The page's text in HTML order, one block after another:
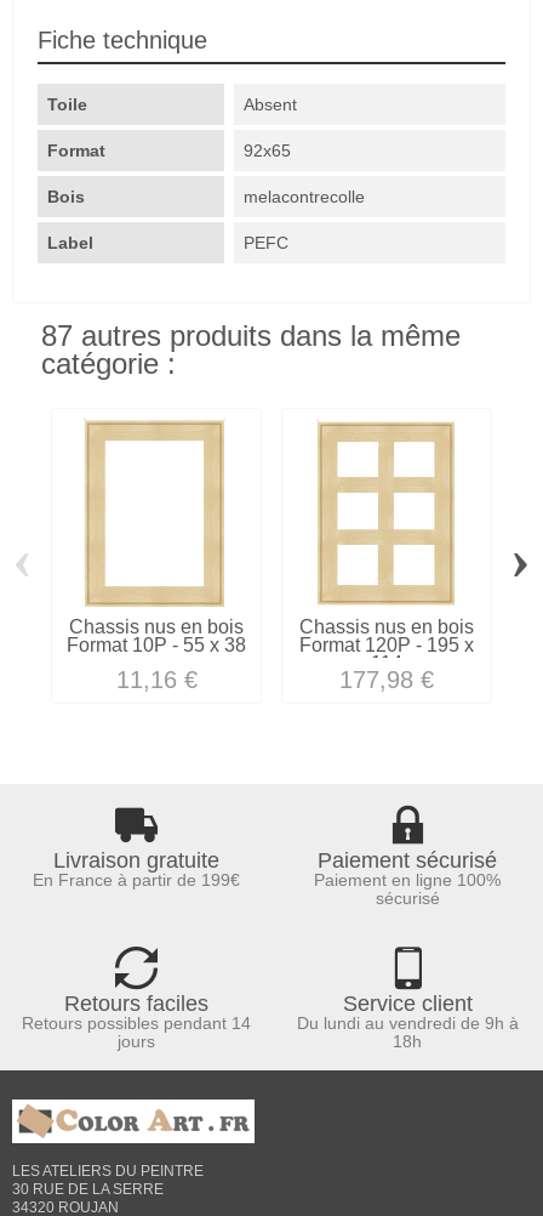
Fiche technique
Toile Absent
Format 92x65
Bois melacontrecolle
Label PEFC
87 autres produits dans la même
catégorie :
Chassis nus en bois
Format 10P - 55 x 38
11,16 €
Chassis nus en bois
Format 120P - 195 x
114
177,98 €
‹ ›
Livraison gratuite
En France à partir de 199€
Paiement sécurisé
Paiement en ligne 100%
sécurisé
Retours faciles
Retours possibles pendant 14
jours
Service client
Du lundi au vendredi de 9h à
18h
LES ATELIERS DU PEINTRE
30 RUE DE LA SERRE
34320 ROUJAN